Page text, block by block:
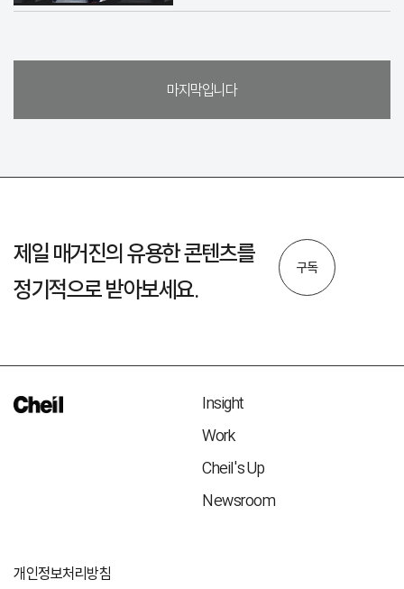
마지막입니다
제일 매거진의 유용한 콘텐츠를
정기적으로 받아보세요.
구독
Insight
Work
Cheil's Up
Newsroom
개인정보처리방침